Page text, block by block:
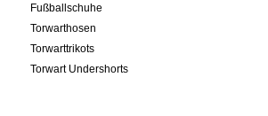
Fußballschuhe
Torwarthosen
Torwarttrikots
Torwart Undershorts